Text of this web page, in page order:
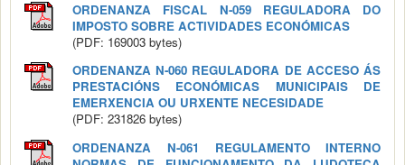
ORDENANZA FISCAL N-059 REGULADORA DO
IMPOSTO SOBRE ACTIVIDADES ECONÓMICAS
(PDF: 169003 bytes)
ORDENANZA N-060 REGULADORA DE ACCESO ÁS
PRESTACIÓNS ECONÓMICAS MUNICIPAIS DE
EMERXENCIA OU URXENTE NECESIDADE
(PDF: 231826 bytes)
ORDENANZA N-061 REGULAMENTO INTERNO